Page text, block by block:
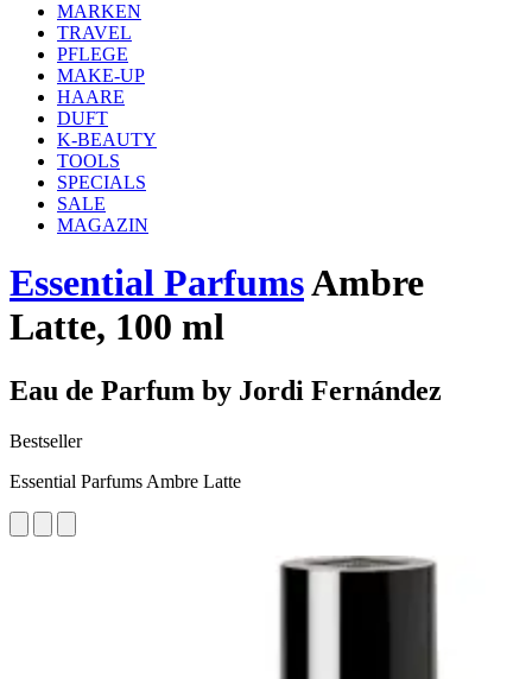
MARKEN
TRAVEL
PFLEGE
MAKE-UP
HAARE
DUFT
K-BEAUTY
TOOLS
SPECIALS
SALE
MAGAZIN
Essential ParfumsAmbre
Latte, 100 ml
Eau de Parfum by Jordi Fernández
Bestseller
Essential Parfums Ambre Latte